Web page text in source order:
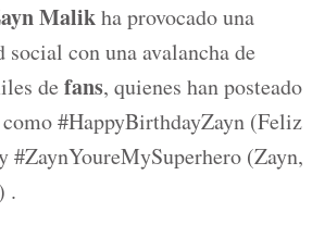
Malikha provocado una
con una avalancha de
de fans, quienes han posteado
como #HappyBirthdayZayn (Feliz
#ZaynYoureMySuperhero (Zayn,
.